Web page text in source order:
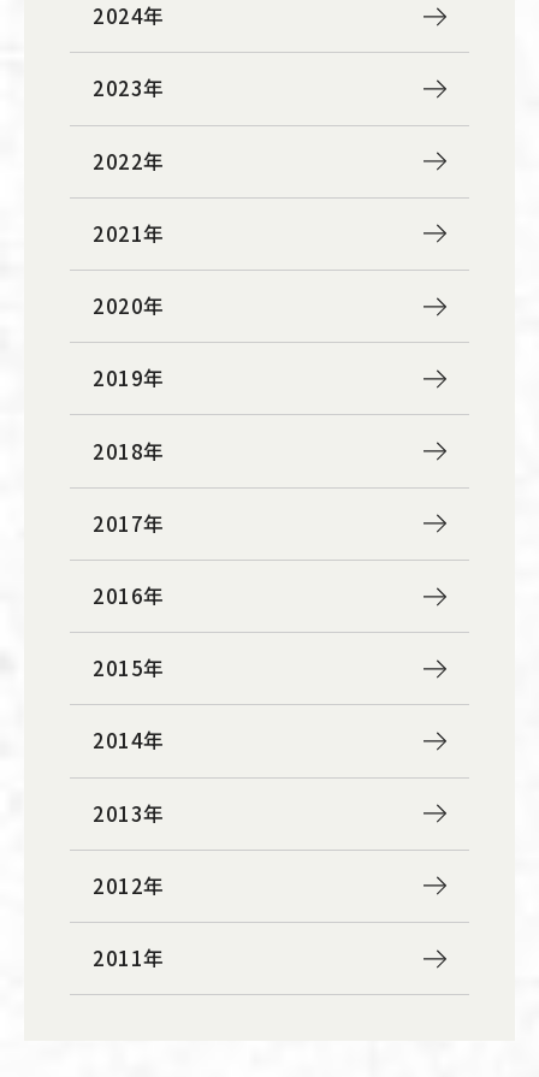
2024年
2023年
2022年
2021年
2020年
2019年
2018年
2017年
2016年
2015年
2014年
2013年
2012年
2011年